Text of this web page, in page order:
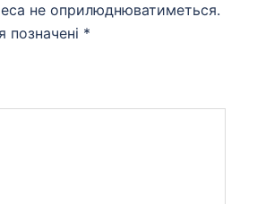
не оприлюднюватиметься.
позначені *